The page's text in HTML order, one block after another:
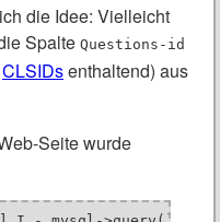
die Idee: Vielleicht
Spalte Questions-id
CLSIDsenthaltend) aus
Seite wurde